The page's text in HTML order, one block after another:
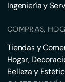
Ingeniería y
COMPRAS,
Tiendas y
Hogar,
Belleza y